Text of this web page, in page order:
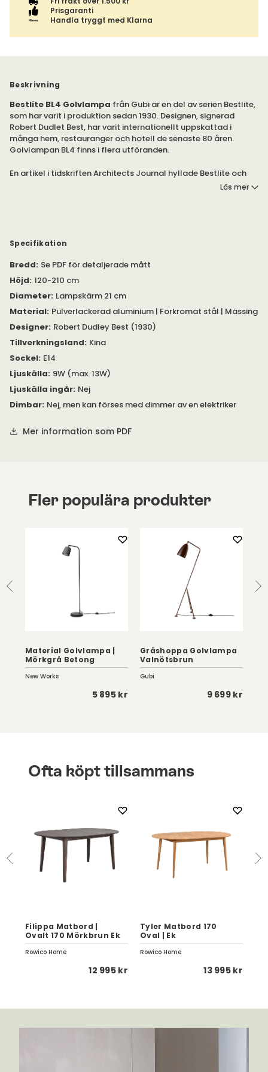
Prisgaranti
Handla tryggt med Klarna
Beskrivning
Bestlite BL4 Golvlampa från Gubi är en del av serien Bestlite,
som har varit i produktion sedan 1930. Designen, signerad
Robert Dudlet Best, har varit internationellt uppskattad i
många hem, restauranger och hotell de senaste 80 åren.
Golvlampan BL4 finns i flera utföranden.
En artikel i tidskriften Architects Journal hyllade Bestlite och
blev på så sätt det första beviset för Bauhaus i Storbritannien.
är lika uppskattad av arkitekter och formgivare, då som nu.
I samma serie finns även flera olika vägg- och bordslampor.
Lamporna finns under egna produkter.
Läs mer
Specifikation
Bredd: Se PDF för detaljerade mått
Höjd: 120-210 cm
Diameter: Lampskärm 21 cm
Material: Pulverlackerad aluminium | Förkromat stål | Mässing
Designer: Robert Dudley Best (1930)
Tillverkningsland: Kina
Sockel: E14
Ljuskälla: 9W (max. 13W)
Ljuskälla ingår: Nej
Dimbar: Nej, men kan förses med dimmer av en elektriker
Mer information som PDF
Fler populära produkter
Material Golvlampa |
Mörkgrå Betong
New Works
5 895 kr
Gräshoppa Golvlampa
Valnötsbrun
Gubi
9 699 kr
Ofta köpt tillsammans
Filippa Matbord |
Ovalt 170 Mörkbrun Ek
Rowico Home
12 995 kr
Tyler Matbord 170
Oval | Ek
Rowico Home
13 995 kr